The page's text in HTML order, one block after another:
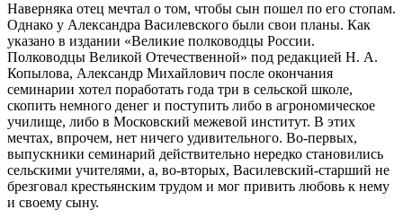
Наверняка отец мечтал о том, чтобы сын пошел по его стопам.
Однако у Александра Василевского были свои планы. Как
указано в издании «Великие полководцы России.
Полководцы Великой Отечественной» под редакцией Н. А.
Копылова, Александр Михайлович после окончания
семинарии хотел поработать года три в сельской школе,
скопить немного денег и поступить либо в агрономическое
училище, либо в Московский межевой институт. В этих
мечтах, впрочем, нет ничего удивительного. Во-первых,
выпускники семинарий действительно нередко становились
сельскими учителями, а, во-вторых, Василевский-старший не
брезговал крестьянским трудом и мог привить любовь к нему
и своему сыну.